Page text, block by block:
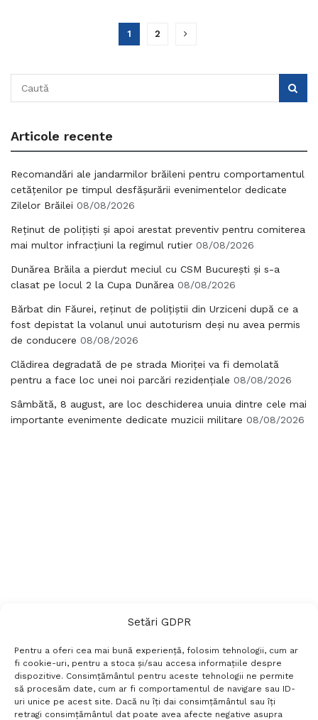
Setări GDPR
Pentru a oferi cea mai bună experiență, folosim tehnologii, cum ar
fi cookie-uri, pentru a stoca și/sau accesa informațiile despre
dispozitive. Consimțământul pentru aceste tehnologii ne permite
să procesăm date, cum ar fi comportamentul de navigare sau ID-
uri unice pe acest site. Dacă nu îți dai consimțământul sau îți
retragi consimțământul dat poate avea afecte negative asupra
1 2
Articole recente
Recomandări ale jandarmilor brăileni pentru comportamentul
cetățenilor pe timpul desfășurării evenimentelor dedicate
Zilelor Brăilei 08/08/2026
Reținut de polițiști și apoi arestat preventiv pentru comiterea
mai multor infracțiuni la regimul rutier 08/08/2026
Dunărea Brăila a pierdut meciul cu CSM București și s-a
clasat pe locul 2 la Cupa Dunărea 08/08/2026
Bărbat din Făurei, reținut de polițiștii din Urziceni după ce a
fost depistat la volanul unui autoturism deși nu avea permis
de conducere 08/08/2026
Clădirea degradată de pe strada Mioriței va fi demolată
pentru a face loc unei noi parcări rezidențiale 08/08/2026
Sâmbătă, 8 august, are loc deschiderea unuia dintre cele mai
importante evenimente dedicate muzicii militare 08/08/2026
Termeni si conditii Politică de confidențialitate